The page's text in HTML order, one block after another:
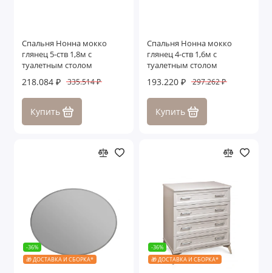
Спальня Нонна мокко
глянец 5-ств 1,8м с
туалетным столом
218.084 ₽ 335.514 ₽
Купить
Спальня Нонна мокко
глянец 4-ств 1,6м с
туалетным столом
193.220 ₽ 297.262 ₽
Купить
-36%
🎁 ДОСТАВКА И СБОРКА*
-36%
🎁 ДОСТАВКА И СБОРКА*